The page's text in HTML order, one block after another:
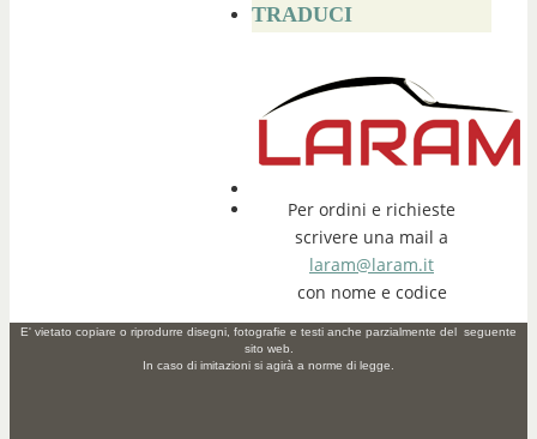
TRADUCI
Per ordini e richieste
scrivere una mail a
laram@laram.it
con nome e codice
E' vietato copiare o riprodurre disegni, fotografie e testi anche parzialmente del seguente
sito web.
In caso di imitazioni si agirà a norme di legge.